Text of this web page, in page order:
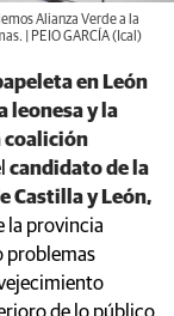
Alianza Verde a la
| PEIO GARCÍA (Ical)
en León
leonesa y la
coalición
candidato de la
Castilla y León,
la provincia
problemas